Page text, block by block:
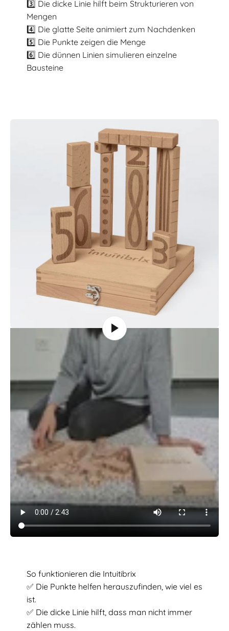
3️⃣ Die dicke Linie hilft beim Strukturieren von
Mengen
4️⃣ Die glatte Seite animiert zum Nachdenken
5️⃣ Die Punkte zeigen die Menge
6️⃣ Die dünnen Linien simulieren einzelne
Bausteine
So funktionieren die Intuitibrix
✅ Die Punkte helfen herauszufinden, wie viel es
ist.
✅ Die dicke Linie hilft, dass man nicht immer
zählen muss.